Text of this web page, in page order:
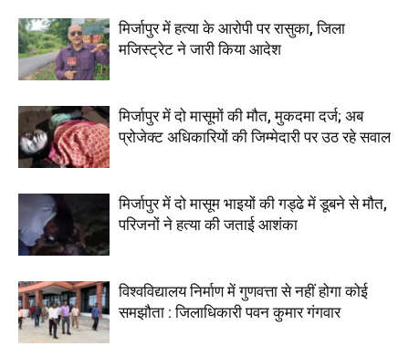
मिर्जापुर में हत्या के आरोपी पर रासुका, जिला
मजिस्ट्रेट ने जारी किया आदेश
मिर्जापुर में दो मासूमों की मौत, मुकदमा दर्ज; अब
प्रोजेक्ट अधिकारियों की जिम्मेदारी पर उठ रहे सवाल
मिर्जापुर में दो मासूम भाइयों की गड्ढे में डूबने से मौत,
परिजनों ने हत्या की जताई आशंका
विश्वविद्यालय निर्माण में गुणवत्ता से नहीं होगा कोई
समझौता : जिलाधिकारी पवन कुमार गंगवार